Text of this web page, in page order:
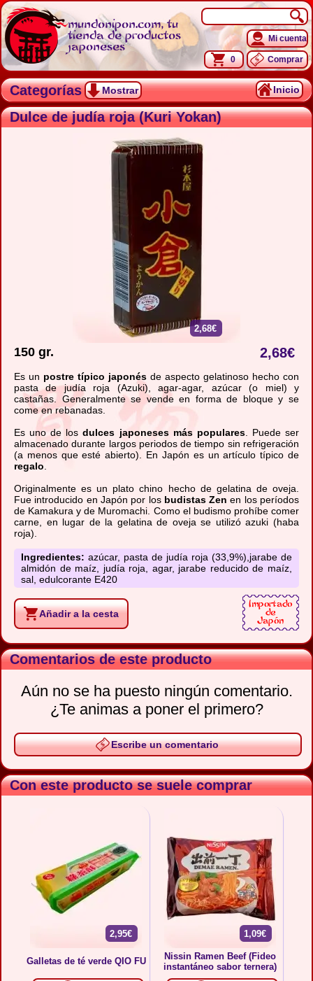
mundonipon.com, tu
tienda de productos
japoneses
Mi cuenta
0 Comprar
Categorías Mostrar Inicio
Dulce de judía roja (Kuri Yokan)
2,68€
150 gr. 2,68€
Es un postre típico japonés de aspecto gelatinoso hecho con
pasta de judía roja (Azuki), agar-agar, azúcar (o miel) y
castañas. Generalmente se vende en forma de bloque y se
come en rebanadas.
Es uno de losdulces japoneses más populares. Puede ser
almacenado durante largos periodos de tiempo sin refrigeración
(a menos que esté abierto). En Japón es un artículo típico de
regalo
Originalmente es un plato chino hecho de gelatina de oveja.
Fue introducido en Japón por los budistas Zen en los períodos
de Kamakura y de Muromachi. Como el budismo prohíbe comer
carne, en lugar de la gelatina de oveja se utilizó azuki (haba
roja).
Ingredientes: azúcar, pasta de judía roja (33,9%),jarabe de
almidón de maíz, judía roja, agar, jarabe reducido de maíz,
sal, edulcorante E420
Añadir a la cesta
Comentarios de este producto
Aún no se ha puesto ningún comentario.
¿Te animas a poner el primero?
Escribe un comentario
Con este producto se suele comprar
2,95€
Galletas de té verde QIO FU
1,09€
Nissin Ramen Beef (Fideo
instantáneo sabor ternera)